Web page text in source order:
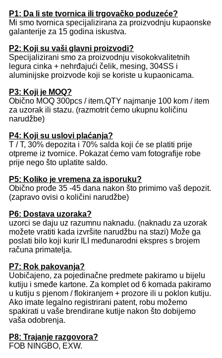
P1: Da li ste tvornica ili trgovačko poduzeće?
Mi smo tvornica specijalizirana za proizvodnju kupaonske
galanterije za 15 godina iskustva.
P2: Koji su vaši glavni proizvodi?
Specijalizirani smo za proizvodnju visokokvalitetnih
legura cinka + nehrđajući čelik, mesing, 304SS i
aluminijske proizvode koji se koriste u kupaonicama.
P3: Koji je MOQ?
Obično MOQ 300pcs / item.QTY najmanje 100 kom / item
za uzorak ili stazu. (razmotrit ćemo ukupnu količinu
narudžbe)
P4: Koji su uslovi plaćanja?
T / T, 30% depozita i 70% salda koji će se platiti prije
otpreme iz tvornice. Pokazat ćemo vam fotografije robe
prije nego što uplatite saldo.
P5: Koliko je vremena za isporuku?
Obično prođe 35 -45 dana nakon što primimo vaš depozit.
(zapravo ovisi o količini narudžbe)
P6: Dostava uzoraka?
uzorci se daju uz razumnu naknadu. (naknadu za uzorak
možete vratiti kada izvršite narudžbu na stazi) Može ga
poslati bilo koji kurir ILI međunarodni ekspres s brojem
računa primatelja.
P7: Rok pakovanja?
Uobičajeno, za pojedinačne predmete pakiramo u bijelu
kutiju i smeđe kartone. Za komplet od 6 komada pakiramo
u kutiju s pjenom / flokiranjem + prozore ili u poklon kutiju.
Ako imate legalno registrirani patent, robu možemo
spakirati u vaše brendirane kutije nakon što dobijemo
vaša odobrenja.
P8: Trajanje razgovora?
FOB NINGBO, EXW.